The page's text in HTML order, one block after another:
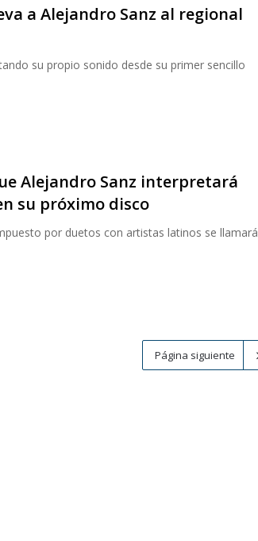
a Alejandro Sanz al regional
su propio sonido desde su primer sencillo
Alejandro Sanz interpretará
su próximo disco
por duetos con artistas latinos se llamará
Página siguiente